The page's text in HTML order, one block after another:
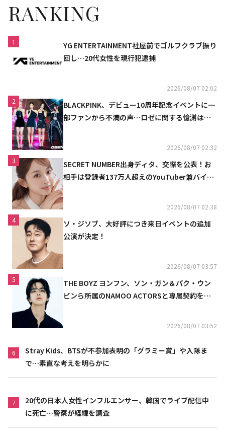
RANKING
1
YG ENTERTAINMENT社屋前でゴルフクラブ振り
回し…20代女性を現行犯逮捕
2026/08/07 02:02
2
BLACKPINK、デビュー10周年記念イベントに一
部ファンから不満の声…ロゼに関する憶測は否
2026/08/07 02:32
3
SECRET NUMBER出身ディタ、交際を公表！お
相手は登録者137万人超えのYouTuber兼バイオ
2026/08/07 02:38
4
ソ・ジソブ、大好評につき来日イベントの追加
公演が決定！
2026/08/07 03:57
5
THE BOYZ ヨンフン、ソン・ガン＆パク・ウン
ビンら所属のNAMOO ACTORSと専属契約を締
2026/08/07 03:52
6
Stray Kids、BTSが不参加表明の「グラミー賞」や入隊ま
で…素直な考えを明らかに
7
20代の日本人女性インフルエンサー、韓国でライブ配信中
に死亡…警察が経緯を調査